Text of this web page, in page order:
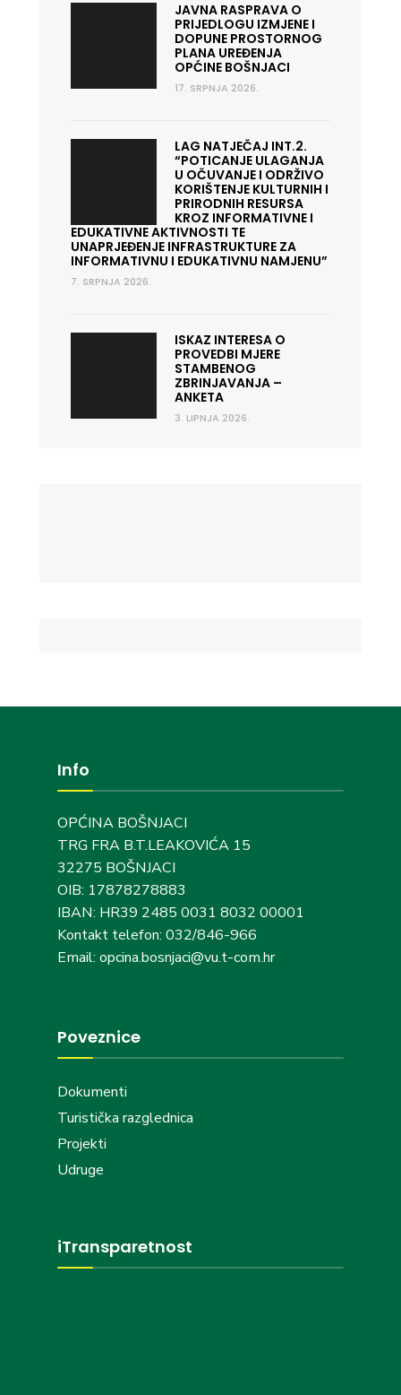
JAVNA RASPRAVA O
PRIJEDLOGU IZMJENE I
DOPUNE PROSTORNOG
PLANA UREĐENJA
OPĆINE BOŠNJACI
17. SRPNJA 2026.
LAG NATJEČAJ INT.2.
“POTICANJE ULAGANJA
U OČUVANJE I ODRŽIVO
KORIŠTENJE KULTURNIH I
PRIRODNIH RESURSA
KROZ INFORMATIVNE I
EDUKATIVNE AKTIVNOSTI TE
UNAPRJEĐENJE INFRASTRUKTURE ZA
INFORMATIVNU I EDUKATIVNU NAMJENU”
7. SRPNJA 2026.
ISKAZ INTERESA O
PROVEDBI MJERE
STAMBENOG
ZBRINJAVANJA –
ANKETA
3. LIPNJA 2026.
Info
OPĆINA BOŠNJACI
TRG FRA B.T.LEAKOVIĆA 15
32275 BOŠNJACI
OIB: 17878278883
IBAN: HR39 2485 0031 8032 00001
Kontakt telefon: 032/846-966
Email: opcina.bosnjaci@vu.t-com.hr
Poveznice
Dokumenti
Turistička razglednica
Projekti
Udruge
iTransparetnost